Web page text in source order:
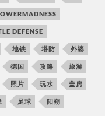
DEFENSE
地铁 塔防 外婆
德国 攻略 旅游
照片 玩水 盖房
足球 阳朔